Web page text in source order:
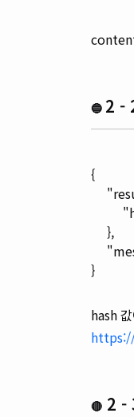
🔵 2 -
{
},
}
hash
🔴 2 -